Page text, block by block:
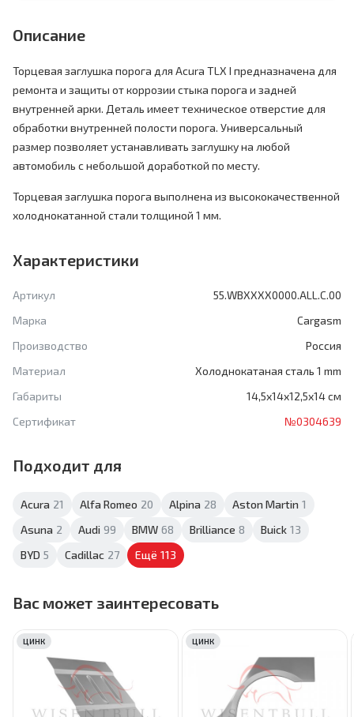
Описание
Торцевая заглушка порога для Acura TLX I предназначена для
ремонта и защиты от коррозии стыка порога и задней
внутренней арки. Деталь имеет техническое отверстие для
обработки внутренней полости порога. Универсальный
размер позволяет устанавливать заглушку на любой
автомобиль с небольшой доработкой по месту.
Торцевая заглушка порога выполнена из высококачественной
холоднокатанной стали толщиной 1 мм.
Характеристики
Артикул
55.WBXXXX0000.ALL.C.00
Марка
Cargasm
Производство
Россия
Материал
Холоднокатаная сталь 1 mm
Габариты
14,5х14х12,5х14 см
Сертификат
№0304639
Подходит для
Acura 21 Alfa Romeo 20 Alpina 28 Aston Martin 1
Asuna 2 Audi 99 BMW 68 Brilliance 8 Buick 13
BYD 5 Cadillac 27 Ещё 113
Вас может заинтересовать
ЦИНК ЦИНК